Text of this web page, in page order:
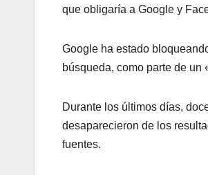
que obligaría a Google y
Google ha estado
búsqueda, como parte de un
Durante los últimos días,
desaparecieron de los
fuentes.